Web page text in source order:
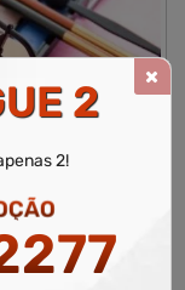
Estética
2
2!